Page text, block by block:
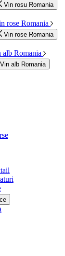
Vin rosu Romania
rose Romania
Vin rose Romania
alb Romania
Vin alb Romania